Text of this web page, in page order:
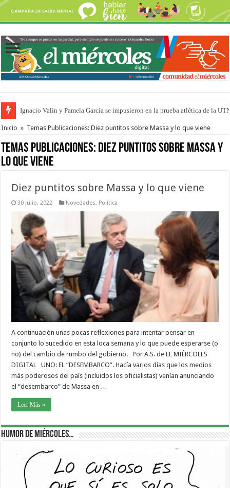
Ignacio Valín y Pamela García se impusieron en la prueba atlética de la
Traigo el litoral en mi canción: 100 años de Aníbal Sampayo
Inicio » Temas Publicaciones: Diez puntitos sobre Massa y lo que viene
Temas Publicaciones: Diez puntitos sobre Massa y
lo que viene
Diez puntitos sobre Massa y lo que viene
30 julio, 2022 Novedades, Política
A continuación unas pocas reflexiones para intentar pensar en
conjunto lo sucedido en esta loca semana y lo que puede esperarse (o
no) del cambio de rumbo del gobierno. Por A.S. de EL MIÉRCOLES
DIGITAL UNO: EL “DESEMBARCO”. Hacía varios días que los medios
más poderosos del país (incluidos los oficialistas) venían anunciando
el “desembarco” de Massa en …
Leer Más »
Humor de Miércoles…